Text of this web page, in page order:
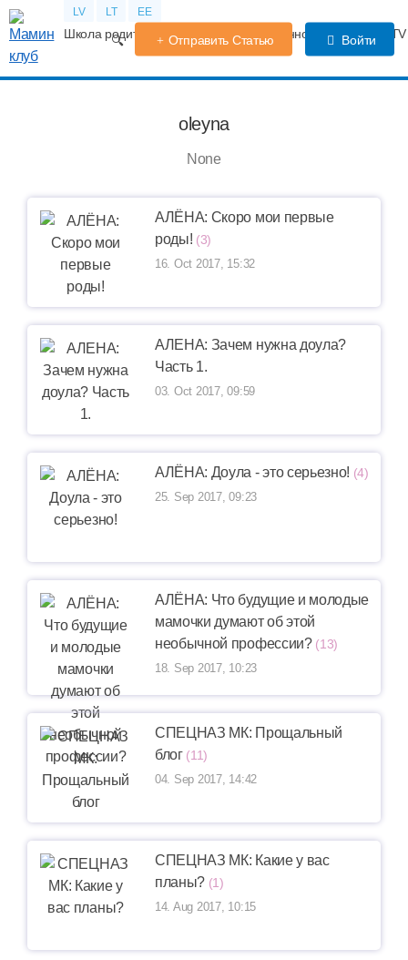
LV LT EE
Школа родителей Календарь беременности Форум
Отправить Статью Войти
oleyna
None
АЛЁНА: Скоро мои первые
роды! (3)
16. Oct 2017, 15:32
АЛЕНА: Зачем нужна доула?
Часть 1.
03. Oct 2017, 09:59
АЛЁНА: Доула - это серьезно! (4)
25. Sep 2017, 09:23
АЛЁНА: Что будущие и молодые
мамочки думают об этой
необычной профессии? (13)
18. Sep 2017, 10:23
СПЕЦНАЗ МК: Прощальный
блог (11)
04. Sep 2017, 14:42
СПЕЦНАЗ МК: Какие у вас
планы? (1)
14. Aug 2017, 10:15